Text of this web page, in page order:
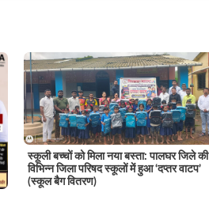
स्कूली बच्चों को मिला नया बस्ता: पालघर जिले की
विभिन्न जिला परिषद स्कूलों में हुआ ‘दप्तर वाटप’
(स्कूल बैग वितरण)